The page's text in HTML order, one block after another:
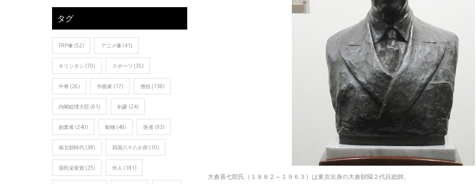
大倉喜七郎氏（１８８２～１９６３）は東京出身の大倉財閥２代目総帥。
タグ
FRP像 (52) アニメ像 (41)
キリシタン (70) スポーツ (35)
中華 (26) 作曲家 (17) 僧侶 (138)
内閣総理大臣 (61) 剣豪 (24)
創業者 (240) 動物 (48) 医者 (93)
南北朝時代 (38) 四国八十八か所 (10)
国民栄誉賞 (25) 外人 (181)